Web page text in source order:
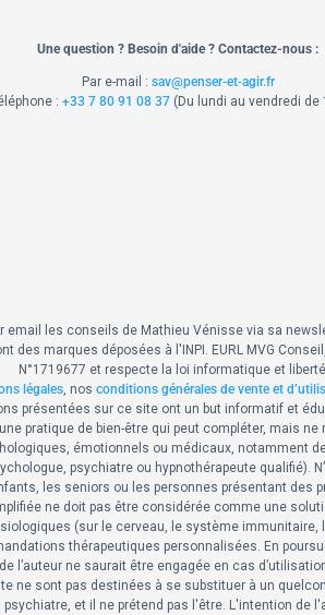
Une question ? Besoin d'aide ? Contactez-nous :
Par e-mail : sav@penser-et-agir.fr
: +33 7 80 91 08 37 (Du lundi au vendredi de
email les conseils de Mathieu Vénisse via sa
des marques déposées à l'INPI. EURL MVG
N°1719677 et respecte la loi informatique et
légales, nos conditions générales de vente et
présentées sur ce site ont un but informatif et
pratique de bien-être qui peut compléter, mais
émotionnels ou médicaux, notamment
psychiatre ou hypnothérapeute qualifié).
les seniors ou les personnes présentant des
ne doit pas être considérée comme une
(sur le cerveau, le système
thérapeutiques personnalisées. En
l’auteur ne saurait être engagée en cas
ne sont pas destinées à se substituer à un
et il ne prétend pas l'être. L'intention